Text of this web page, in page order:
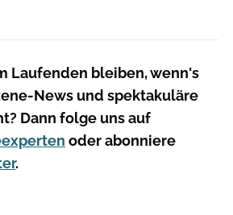
Laufenden bleiben, wenn's
News und spektakuläre
Dann folge uns auf
oder abonniere
.